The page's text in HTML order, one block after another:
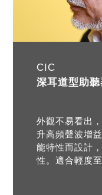
CIC
深耳道型助聽
外觀不易看出
升高頻聲波增
能特性而設計
性。適合輕度